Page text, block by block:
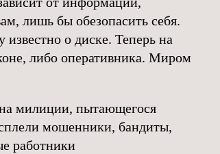
лишь бы обезопасить себя.
о диске. Теперь на
либо оперативника. Миром
милиции, пытающегося
мошенники, бандиты,
работники